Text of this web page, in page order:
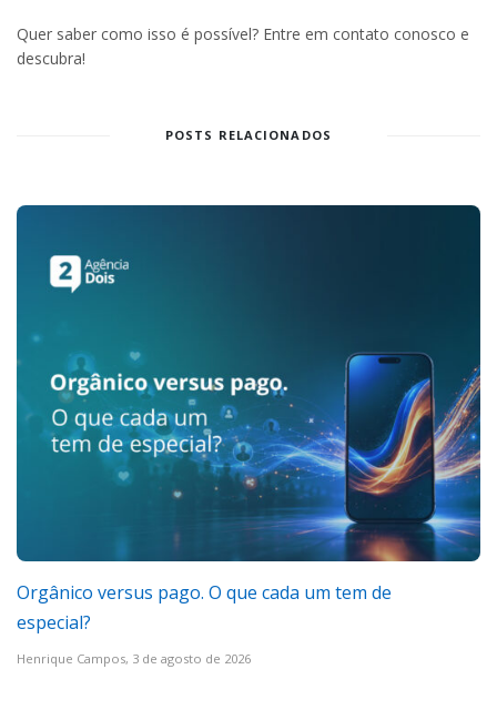
Quer saber como isso é possível? Entre em contato conosco e
descubra!
POSTS RELACIONADOS
Orgânico versus pago. O que cada um tem de
especial?
Henrique Campos, 3 de agosto de 2026